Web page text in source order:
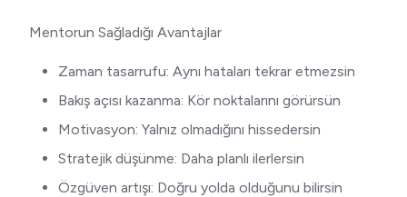
Mentorun Sağladığı Avantajlar
Zaman tasarrufu: Aynı hataları tekrar etmezsin
Bakış açısı kazanma: Kör noktalarını görürsün
Motivasyon: Yalnız olmadığını hissedersin
Stratejik düşünme: Daha planlı ilerlersin
Özgüven artışı: Doğru yolda olduğunu bilirsin